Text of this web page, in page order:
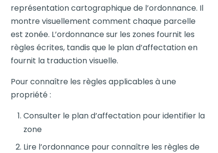
représentation cartographique de l’ordonnance. Il
montre visuellement comment chaque parcelle
est zonée. L’ordonnance sur les zones fournit les
règles écrites, tandis que le plan d’affectation en
fournit la traduction visuelle.
Pour connaître les règles applicables à une
propriété :
Consulter le plan d’affectation pour identifier la
zone
Lire l’ordonnance pour connaître les règles de